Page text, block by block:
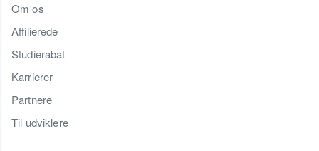
Om os
Affilierede
Studierabat
Karrierer
Partnere
Til udviklere